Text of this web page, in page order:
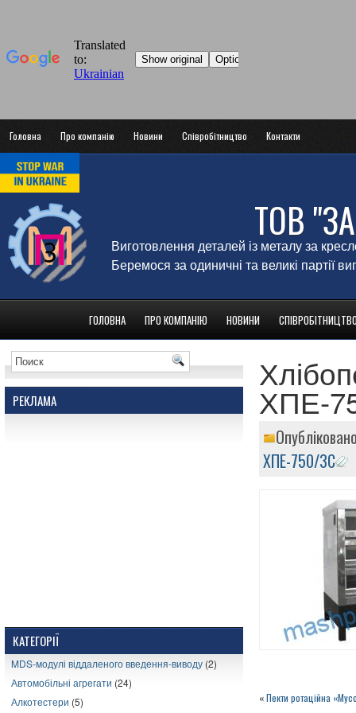
Головна Про компанію Новини Співробітництво Контакти
ТОВ
Виготовлення деталей із металу за
Беремося за одиничні та великі партії
ГОЛОВНА ПРО КОМПАНІЮ НОВИНИ
РЕКЛАМА
КАТЕГОРІЇ
MDS-модулі віддаленого введення-виводу (2)
Автомобільні агрегати (24)
Алкотестери (5)
ХПЕ-
ХПЕ-750/3С
«Пекти ротаційна